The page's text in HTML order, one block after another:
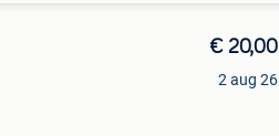
€ 20,00
2 aug 26